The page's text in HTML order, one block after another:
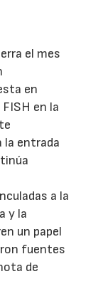
el mes
en
en la
la entrada
a la
y la
un papel
fuentes
de